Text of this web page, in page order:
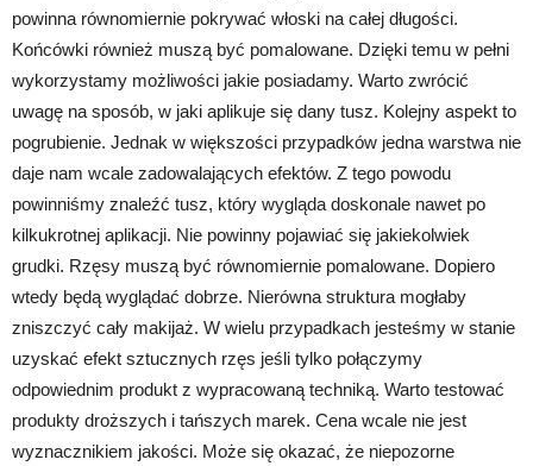
powinna równomiernie pokrywać włoski na całej długości.
Końcówki również muszą być pomalowane. Dzięki temu w pełni
wykorzystamy możliwości jakie posiadamy. Warto zwrócić
uwagę na sposób, w jaki aplikuje się dany tusz. Kolejny aspekt to
pogrubienie. Jednak w większości przypadków jedna warstwa nie
daje nam wcale zadowalających efektów. Z tego powodu
powinniśmy znaleźć tusz, który wygląda doskonale nawet po
kilkukrotnej aplikacji. Nie powinny pojawiać się jakiekolwiek
grudki. Rzęsy muszą być równomiernie pomalowane. Dopiero
wtedy będą wyglądać dobrze. Nierówna struktura mogłaby
zniszczyć cały makijaż. W wielu przypadkach jesteśmy w stanie
uzyskać efekt sztucznych rzęs jeśli tylko połączymy
odpowiednim produkt z wypracowaną techniką. Warto testować
produkty droższych i tańszych marek. Cena wcale nie jest
wyznacznikiem jakości. Może się okazać, że niepozorne